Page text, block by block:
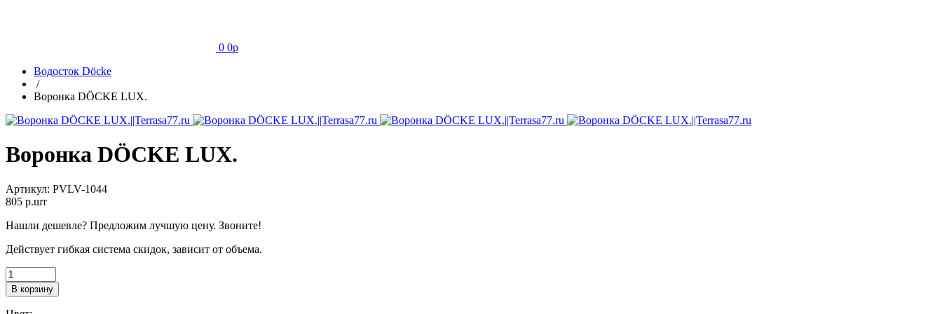
0 0p
Водосток Döcke
/
Воронка DÖCKE LUX.
Воронка DÖCKE LUX.
Артикул: PVLV-1044
805 p.шт
Нашли дешевле? Предложим лучшую цену. Звоните!
Действует гибкая система скидок, зависит от объема.
В корзину